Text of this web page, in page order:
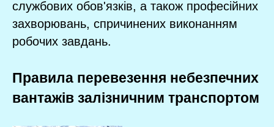
службових обов'язків, а також професійних
захворювань, спричинених виконанням
робочих завдань.
Правила перевезення небезпечних
вантажів залізничним транспортом